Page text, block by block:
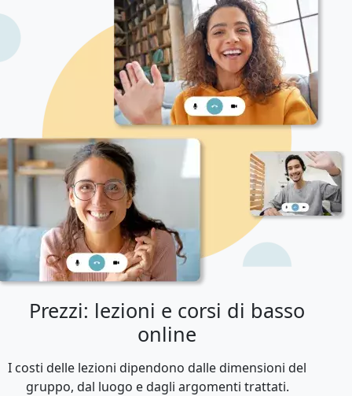
Prezzi: lezioni e corsi di basso
online
I costi delle lezioni dipendono dalle dimensioni del
gruppo, dal luogo e dagli argomenti trattati.